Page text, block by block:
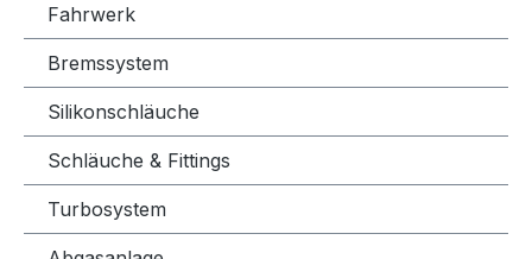
Fahrwerk
Bremssystem
Silikonschläuche
Schläuche & Fittings
Turbosystem